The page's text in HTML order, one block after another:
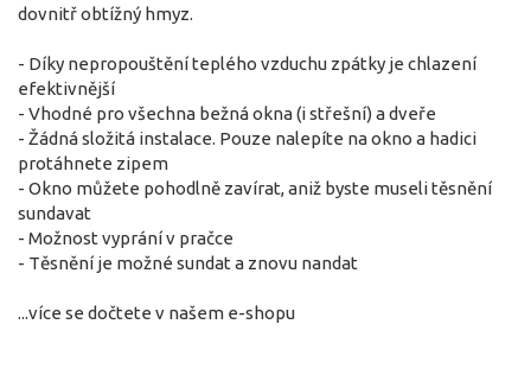
dovnitř obtížný hmyz.
- Díky nepropouštění teplého vzduchu zpátky je chlazení
efektivnější
- Vhodné pro všechna bežná okna (i střešní) a dveře
- Žádná složitá instalace. Pouze nalepíte na okno a hadici
protáhnete zipem
- Okno můžete pohodlně zavírat, aniž byste museli těsnění
sundavat
- Možnost vyprání v pračce
- Těsnění je možné sundat a znovu nandat
...více se dočtete v našem e-shopu